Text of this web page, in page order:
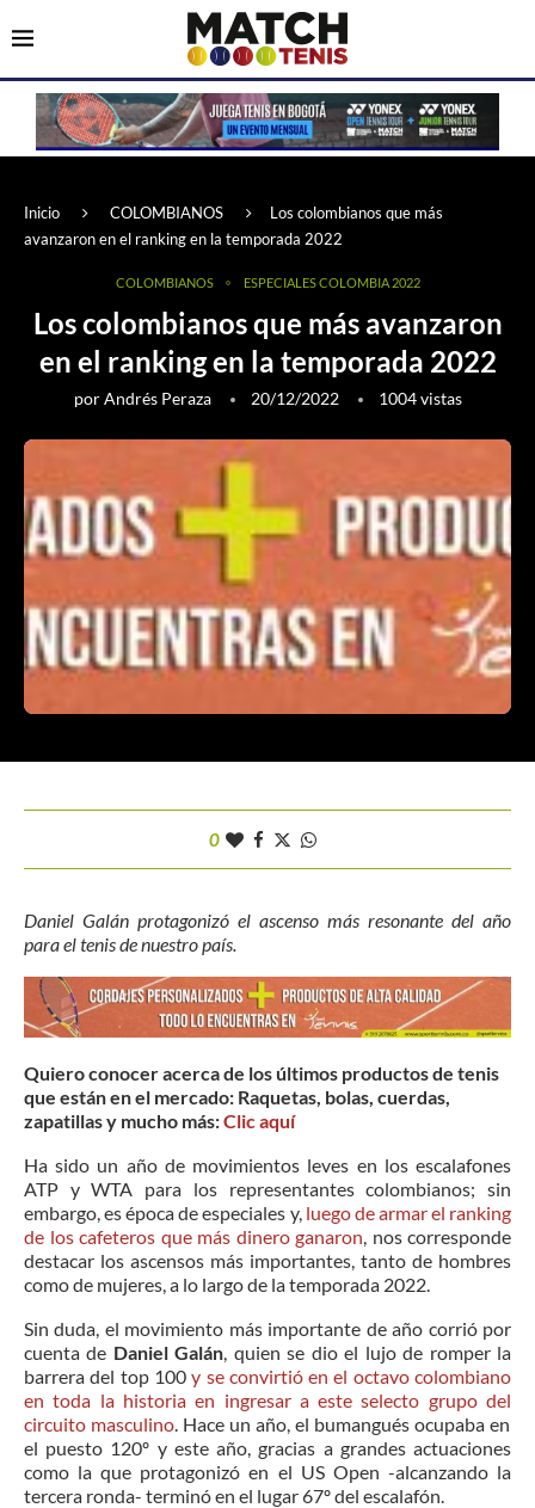
Inicio COLOMBIANOS
Los colombianos que más
avanzaron en el ranking en la temporada 2022
COLOMBIANOS ESPECIALES COLOMBIA 2022
Los colombianos que más avanzaron
en el ranking en la temporada 2022
porAndrés Peraza 20/12/2022 1004vistas
0
Daniel Galán protagonizó el ascenso más resonante del año
para el tenis de nuestro país.
Quiero conocer acerca de los últimos productos de tenis
que están en el mercado: Raquetas, bolas, cuerdas,
zapatillas y mucho más:Clic aquí
Ha sido un año de movimientos leves en los escalafones
ATP y WTA para los representantes colombianos; sin
embargo, es época de especiales y, luego de armar el ranking
de los cafeteros que más dinero ganaron , nos corresponde
destacar los ascensos más importantes, tanto de hombres
como de mujeres, a lo largo de la temporada 2022.
Sin duda, el movimiento más importante de año corrió por
cuenta de Daniel Galán , quien se dio el lujo de romper la
barrera del top 100y se convirtió en el octavo colombiano
en toda la historia en ingresar a este selecto grupodel
circuito masculino . Hace un año, el bumangués ocupaba en
el puesto 120º y este año, gracias a grandes actuaciones
como la que protagonizó en el US Open -alcanzando la
tercera ronda- terminó en el lugar 67º del escalafón.